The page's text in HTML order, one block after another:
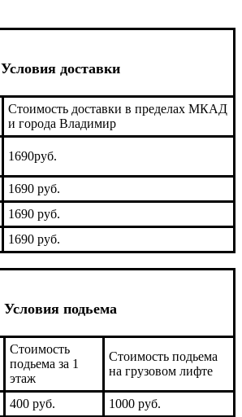
Условия доставки
Стоимость доставки в пределах МКАД
и города Владимир
1690руб.
1690 руб.
1690 руб.
1690 руб.
Условия подьема
Стоимость
подьема за 1
этаж
Стоимость подьема
на грузовом лифте
400 руб.
1000 руб.